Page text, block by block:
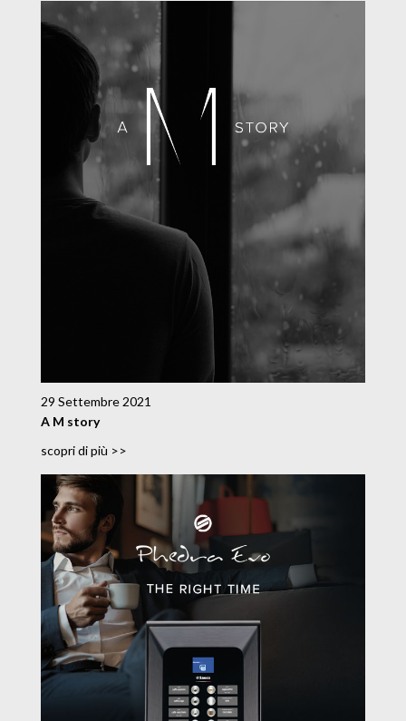
29 Settembre 2021
A M story
scopri di più >>